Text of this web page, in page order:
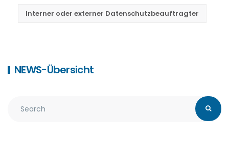
Interner oder externer Datenschutzbeauftragter
NEWS-Übersicht